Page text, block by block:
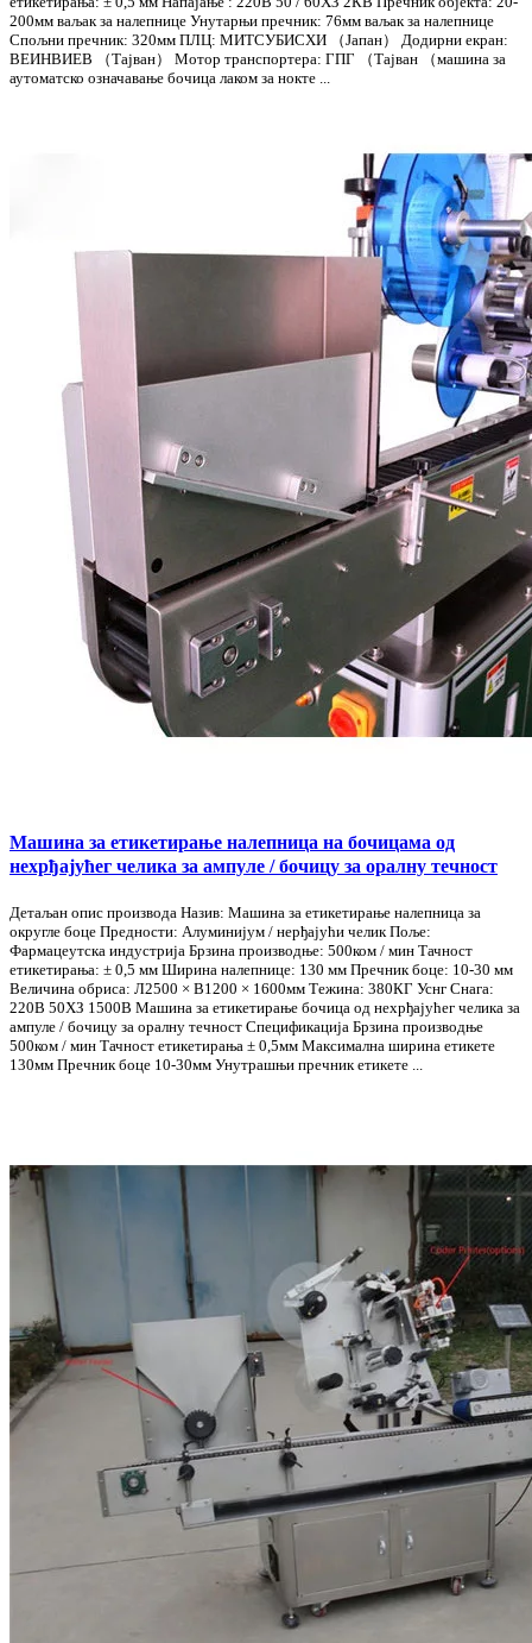
200мм ваљак за налепнице Унутарњи пречник: 76мм ваљак за налепнице
Спољни пречник: 320мм ПЛЦ: МИТСУБИСХИ （Јапан） Додирни екран:
ВЕИНВИЕВ （Тајван） Мотор транспортера: ГПГ （Тајван （машина за
аутоматско означавање бочица лаком за нокте ...
Машина за етикетирање налепница на бочицама од
нехрђајућег челика за ампуле / бочицу за оралну течност
Детаљан опис производа Назив: Машина за етикетирање налепница за
округле боце Предности: Алуминијум / нерђајући челик Поље:
Фармацеутска индустрија Брзина производње: 500ком / мин Тачност
етикетирања: ± 0,5 мм Ширина налепнице: 130 мм Пречник боце: 10-30 мм
Величина обриса: Л2500 × В1200 × 1600мм Тежина: 380КГ Уснг Снага:
220В 50ХЗ 1500В Машина за етикетирање бочица од нехрђајућег челика за
ампуле / бочицу за оралну течност Спецификација Брзина производње
500ком / мин Тачност етикетирања ± 0,5мм Максимална ширина етикете
130мм Пречник боце 10-30мм Унутрашњи пречник етикете ...